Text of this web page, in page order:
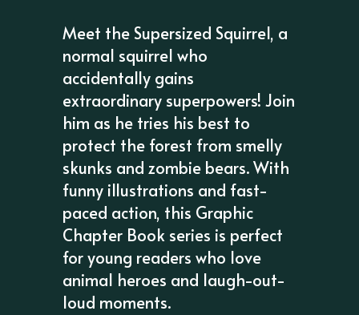
Meet the Supersized Squirrel, a
normal squirrel who
accidentally gains
extraordinary superpowers! Join
him as he tries his best to
protect the forest from smelly
skunks and zombie bears. With
funny illustrations and fast-
paced action, this Graphic
Chapter Book series is perfect
for young readers who love
animal heroes and laugh-out-
loud moments.